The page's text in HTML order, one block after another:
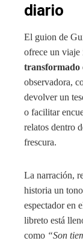
diario
El guion de
ofrece un viaje
transformado
observadora,
devolver un
o facilitar
relatos dentro
frescura.
La narración,
historia un
espectador en
libreto está
como “Son